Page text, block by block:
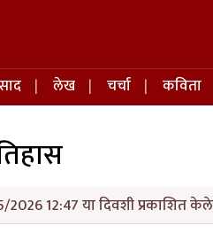
लेख चर्चा कविता
2026 12:47 या दिवशी प्रकाशित